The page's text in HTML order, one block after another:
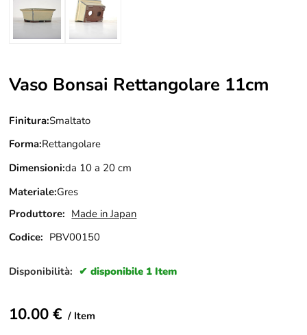
Vaso Bonsai Rettangolare 11cm
Finitura:Smaltato
Forma:Rettangolare
Dimensioni:da 10 a 20 cm
Materiale:Gres
Produttore: Made in Japan
Codice: PBV00150
Disponibilità: disponibile 1 Item
10.00€ Item